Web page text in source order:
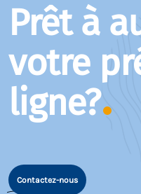
Prêt à
votre
ligne?
Contactez-nous